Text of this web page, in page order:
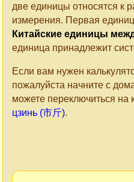
две единицы относятся к
измерения. Первая
Китайские единицы
единица принадлежит
Если вам нужен
пожалуйста начните с
можете переключиться на
цзинь (市斤).